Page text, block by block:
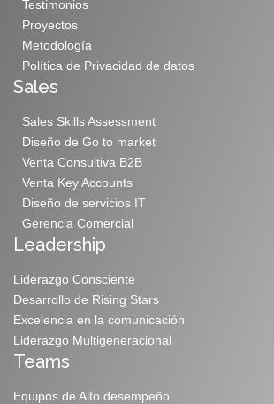
Testimonios
Proyectos
Metodología
Política de Privacidad de datos
Sales
Sales Skills Assessment
Diseño de Go to market
Venta Consultiva B2B
Venta Key Accounts
Diseño de servicios IT
Gerencia Comercial
Leadership
Liderazgo Consciente
Desarrollo de Rising Stars
Excelencia en la comunicación
Liderazgo Multigeneracional
Teams
Equipos de Alto desempeño